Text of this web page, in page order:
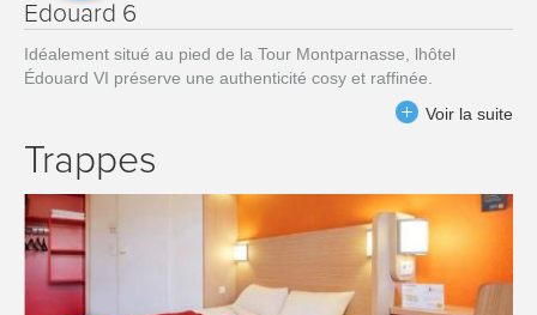
Edouard 6
Idéalement situé au pied de la Tour Montparnasse, lhôtel
Édouard VI préserve une authenticité cosy et raffinée.
Voir la suite
Trappes